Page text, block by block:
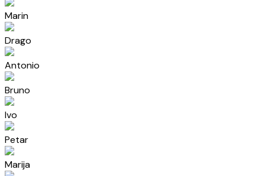
Marin
Drago
Antonio
Bruno
Ivo
Petar
Marija